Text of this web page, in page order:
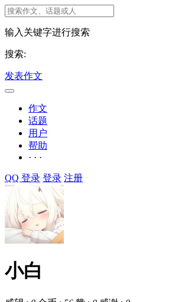
输入关键字进行搜索
搜索:
发表作文
作文
话题
用户
帮助
· · ·
QQ 登录 登录 注册
小白